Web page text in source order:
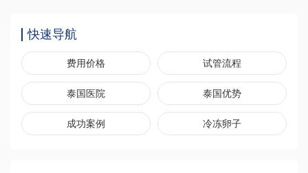
快速导航
费用价格 试管流程
泰国医院 泰国优势
成功案例 冷冻卵子